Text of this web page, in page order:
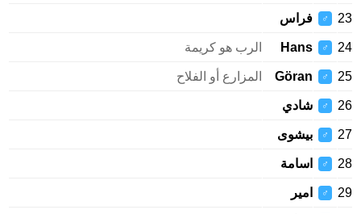
♂ فراس
♂
Hans الرب هو كريمة
♂
Göran المزارع أو الفلاح
♂ شادي
♂ بيشوى
♂ اسامة
♂ امير